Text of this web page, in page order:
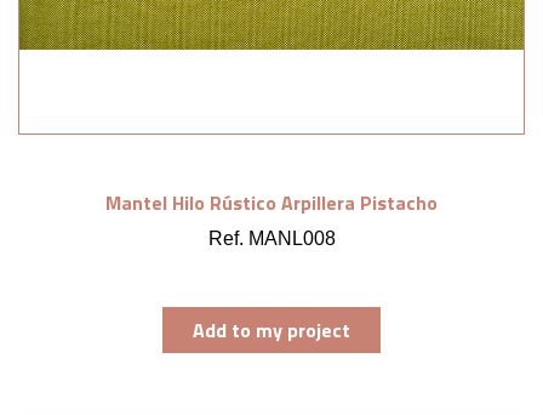
Mantel Hilo Rústico Arpillera Pistacho
Ref. MANL008
Add to my project